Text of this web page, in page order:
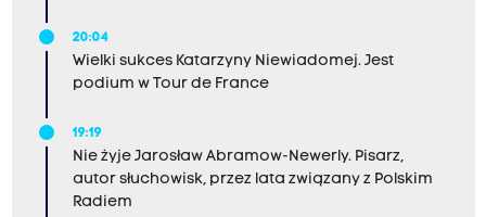
20:04
Wielki sukces Katarzyny Niewiadomej. Jest
podium w Tour de France
19:19
Nie żyje Jarosław Abramow-Newerly. Pisarz,
autor słuchowisk, przez lata związany z Polskim
Radiem